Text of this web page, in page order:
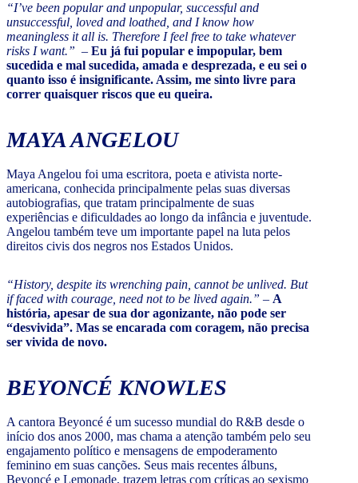
“I’ve been popular and unpopular, successful and
unsuccessful, loved and loathed, and I know how
meaningless it all is. Therefore I feel free to take whatever
risks I want.” – Eu já fui popular e impopular, bem
sucedida e mal sucedida, amada e desprezada, e eu sei o
quanto isso é insignificante. Assim, me sinto livre para
correr quaisquer riscos que eu queira.
MAYA ANGELOU
Maya Angelou foi uma escritora, poeta e ativista norte-
americana, conhecida principalmente pelas suas diversas
autobiografias, que tratam principalmente de suas
experiências e dificuldades ao longo da infância e juventude.
Angelou também teve um importante papel na luta pelos
direitos civis dos negros nos Estados Unidos.
“History, despite its wrenching pain, cannot be unlived. But
if faced with courage, need not to be lived again.” – A
história, apesar de sua dor agonizante, não pode ser
“desvivida”. Mas se encarada com coragem, não precisa
ser vivida de novo.
BEYONCÉ KNOWLES
A cantora Beyoncé é um sucesso mundial do R&B desde o
início dos anos 2000, mas chama a atenção também pelo seu
engajamento político e mensagens de empoderamento
feminino em suas canções. Seus mais recentes álbuns,
Beyoncé e Lemonade, trazem letras com críticas ao sexismo